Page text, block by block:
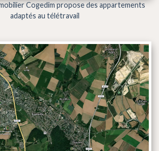
Cogedim propose des appartements
adaptés au télétravail